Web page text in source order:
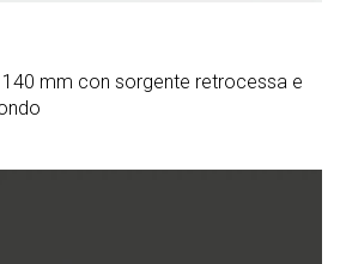
mm con sorgente retrocessa e